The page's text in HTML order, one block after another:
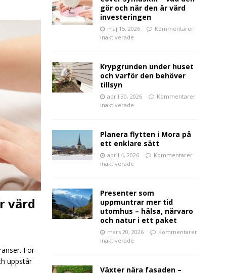
värd
För
uppstår
gör och när den är värd
investeringen
maj 15, 2026
Kommentarer
inaktiverade
Krypgrunden under huset
och varför den behöver
tillsyn
april 30, 2026
Kommentarer
inaktiverade
Planera flytten i Mora på
ett enklare sätt
april 4, 2026
Kommentarer
inaktiverade
Presenter som
uppmuntrar mer tid
utomhus – hälsa, närvaro
och natur i ett paket
mars 20, 2026
Kommentarer
inaktiverade
Växter nära fasaden –